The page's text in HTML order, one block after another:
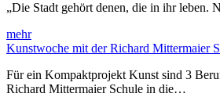
„Die Stadt gehört denen, die in ihr leben.
mehr
Kunstwoche mit der Richard Mittermaier
Für ein Kompaktprojekt Kunst sind 3
Richard Mittermaier Schule in die…